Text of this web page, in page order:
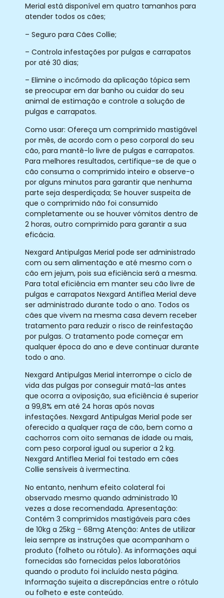
Merial está disponível em quatro tamanhos para
atender todos os cães;
– Seguro para Cães Collie;
– Controla infestações por pulgas e carrapatos
por até 30 dias;
– Elimine o incômodo da aplicação tópica sem
se preocupar em dar banho ou cuidar do seu
animal de estimação e controle a solução de
pulgas e carrapatos.
Como usar: Ofereça um comprimido mastigável
por mês, de acordo com o peso corporal do seu
cão, para mantê-lo livre de pulgas e carrapatos.
Para melhores resultados, certifique-se de que o
cão consuma o comprimido inteiro e observe-o
por alguns minutos para garantir que nenhuma
parte seja desperdiçada; Se houver suspeita de
que o comprimido não foi consumido
completamente ou se houver vómitos dentro de
2 horas, outro comprimido para garantir a sua
eficácia.
Nexgard Antipulgas Merial pode ser administrado
com ou sem alimentação e até mesmo com o
cão em jejum, pois sua eficiência será a mesma.
Para total eficiência em manter seu cão livre de
pulgas e carrapatos Nexgard Antiflea Merial deve
ser administrado durante todo o ano. Todos os
cães que vivem na mesma casa devem receber
tratamento para reduzir o risco de reinfestação
por pulgas. O tratamento pode começar em
qualquer época do ano e deve continuar durante
todo o ano.
Nexgard Antipulgas Merial interrompe o ciclo de
vida das pulgas por conseguir matá-las antes
que ocorra a oviposição, sua eficiência é superior
a 99,8% em até 24 horas após novas
infestações. Nexgard Antipulgas Merial pode ser
oferecido a qualquer raça de cão, bem como a
cachorros com oito semanas de idade ou mais,
com peso corporal igual ou superior a 2 kg.
Nexgard Antiflea Merial foi testado em cães
Collie sensíveis à ivermectina.
No entanto, nenhum efeito colateral foi
observado mesmo quando administrado 10
vezes a dose recomendada. Apresentação:
Contém 3 comprimidos mastigáveis ​​para cães
de 10kg a 25kg – 68mg Atenção: Antes de utilizar
leia sempre as instruções que acompanham o
produto (folheto ou rótulo). As informações aqui
fornecidas são fornecidas pelos laboratórios
quando o produto foi incluído nesta página.
Informação sujeita a discrepâncias entre o rótulo
ou folheto e este conteúdo.